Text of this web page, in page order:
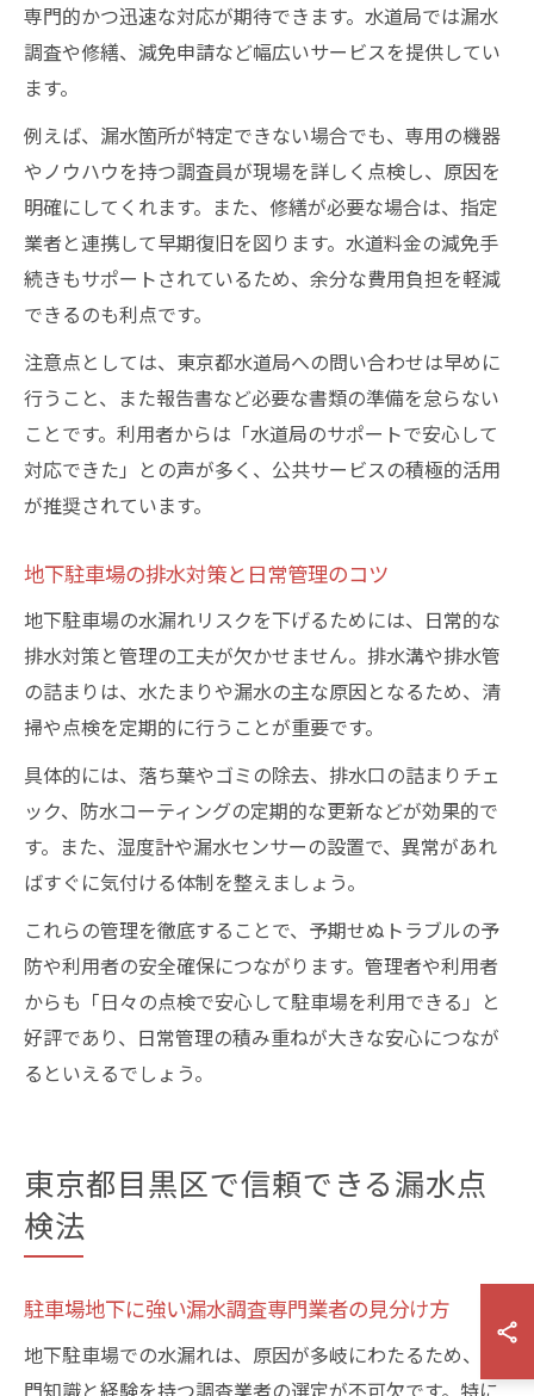
専門的かつ迅速な対応が期待できます。水道局では漏水
調査や修繕、減免申請など幅広いサービスを提供してい
ます。
例えば、漏水箇所が特定できない場合でも、専用の機器
やノウハウを持つ調査員が現場を詳しく点検し、原因を
明確にしてくれます。また、修繕が必要な場合は、指定
業者と連携して早期復旧を図ります。水道料金の減免手
続きもサポートされているため、余分な費用負担を軽減
できるのも利点です。
注意点としては、東京都水道局への問い合わせは早めに
行うこと、また報告書など必要な書類の準備を怠らない
ことです。利用者からは「水道局のサポートで安心して
対応できた」との声が多く、公共サービスの積極的活用
が推奨されています。
地下駐車場の排水対策と日常管理のコツ
地下駐車場の水漏れリスクを下げるためには、日常的な
排水対策と管理の工夫が欠かせません。排水溝や排水管
の詰まりは、水たまりや漏水の主な原因となるため、清
掃や点検を定期的に行うことが重要です。
具体的には、落ち葉やゴミの除去、排水口の詰まりチェ
ック、防水コーティングの定期的な更新などが効果的で
す。また、湿度計や漏水センサーの設置で、異常があれ
ばすぐに気付ける体制を整えましょう。
これらの管理を徹底することで、予期せぬトラブルの予
防や利用者の安全確保につながります。管理者や利用者
からも「日々の点検で安心して駐車場を利用できる」と
好評であり、日常管理の積み重ねが大きな安心につなが
るといえるでしょう。
東京都目黒区で信頼できる漏水点
検法
駐車場地下に強い漏水調査専門業者の見分け方
地下駐車場での水漏れは、原因が多岐にわたるため、専
門知識と経験を持つ調査業者の選定が不可欠です。特に